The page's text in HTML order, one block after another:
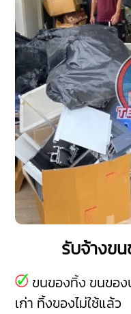
รับจ้างข
ขนของทิ้ง ขนของ
เก่า ทิ้งของไม่ใช้แล้ว